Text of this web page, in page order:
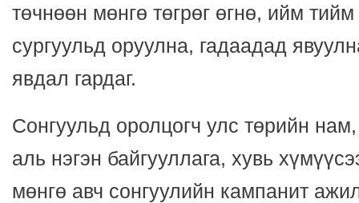
төчнөөн мөнгө төгрөг өгнө, ийм
сургуульд оруулна, гадаадад
явдал гардаг.
Сонгуульд оролцогч улс төрийн
аль нэгэн байгууллага, хувь
мөнгө авч сонгуулийн кампанит